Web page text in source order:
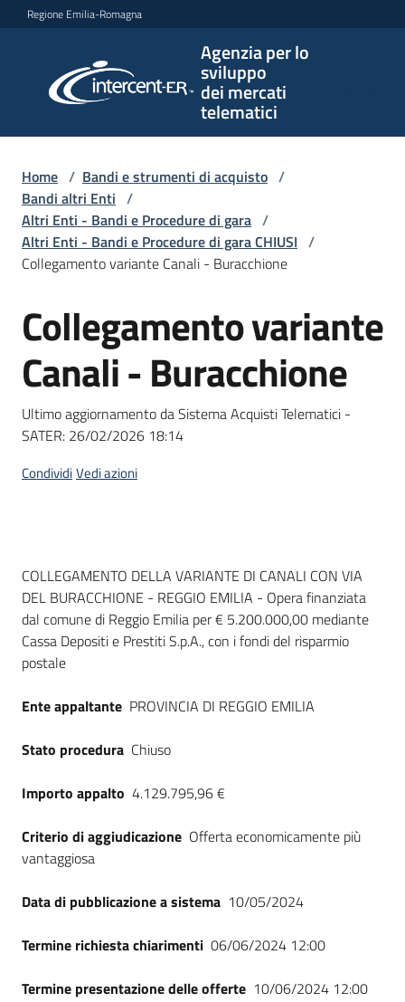
Vai al contenuto
Vai alla navigazione
Vai al footer
Regione Emilia-Romagna
Agenzia per lo
sviluppo
dei mercati
telematici
per lo
sviluppo
telematici
L'Agenzia
Bandi
strumenti
acquisto
telematiche
English
site
su
Home / Bandi e strumenti di acquisto /
Bandi altri Enti /
Altri Enti - Bandi e Procedure di gara /
Altri Enti - Bandi e Procedure di gara CHIUSI /
Collegamento variante Canali - Buracchione
Salta al contenuto
Collegamento variante
Canali - Buracchione
Ultimo aggiornamento da Sistema Acquisti Telematici -
SATER: 26/02/2026 18:14
CondividiVedi azioni
Dati del bando
COLLEGAMENTO DELLA VARIANTE DI CANALI CON VIA
DEL BURACCHIONE - REGGIO EMILIA - Opera finanziata
dal comune di Reggio Emilia per € 5.200.000,00 mediante
Cassa Depositi e Prestiti S.p.A., con i fondi del risparmio
postale
Ente appaltante PROVINCIA DI REGGIO EMILIA
Stato procedura Chiuso
Importo appalto 4.129.795,96 €
Criterio di aggiudicazione Offerta economicamente più
vantaggiosa
Data di pubblicazione a sistema 10/05/2024
Termine richiesta chiarimenti 06/06/2024 12:00
Termine presentazione delle offerte 10/06/2024 12:00